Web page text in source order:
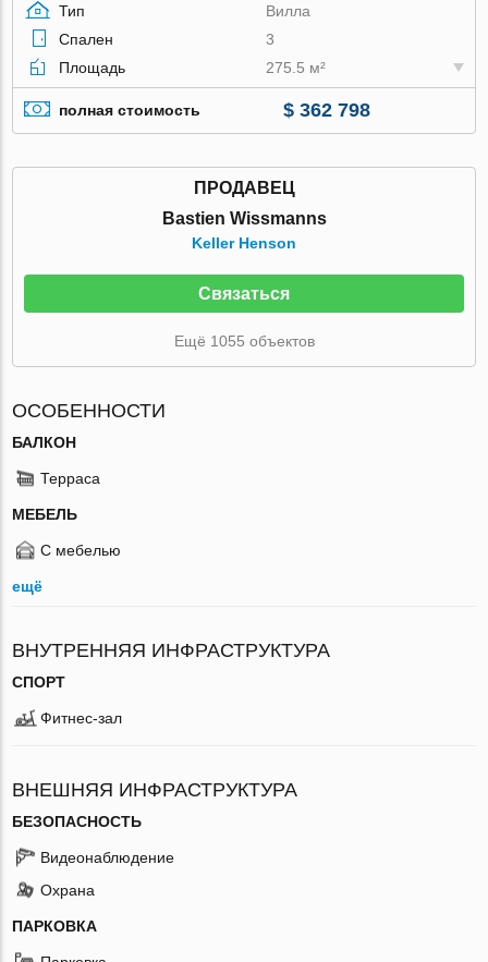
Тип
Вилла
Спален
3
Площадь
275.5 м²
полная стоимость $ 362 798
ПРОДАВЕЦ
Bastien Wissmanns
Keller Henson
Связаться
Ещё 1055 объектов
ОСОБЕННОСТИ
БАЛКОН
Терраса
МЕБЕЛЬ
С мебелью
ещё
ВНУТРЕННЯЯ ИНФРАСТРУКТУРА
СПОРТ
Фитнес-зал
ВНЕШНЯЯ ИНФРАСТРУКТУРА
БЕЗОПАСНОСТЬ
Видеонаблюдение
Охрана
ПАРКОВКА